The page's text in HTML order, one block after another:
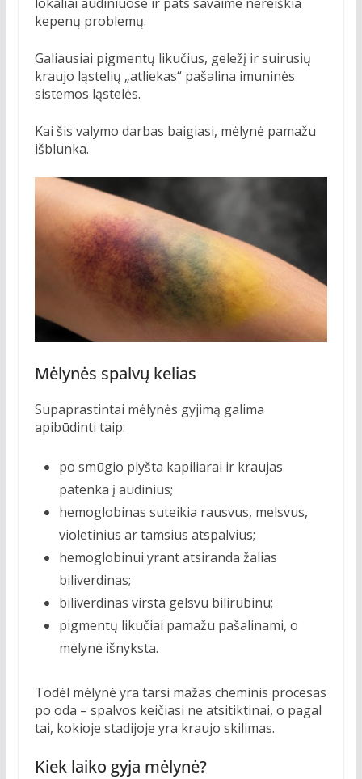
kepenų problemų.
Galiausiai pigmentų likučius, geležį ir suirusių
kraujo ląstelių „atliekas“ pašalina imuninės
sistemos ląstelės.
Kai šis valymo darbas baigiasi, mėlynė pamažu
išblunka.
Mėlynės spalvų kelias
Supaprastintai mėlynės gyjimą galima
apibūdinti taip:
po smūgio plyšta kapiliarai ir kraujas
patenka į audinius;
hemoglobinas suteikia rausvus, melsvus,
violetinius ar tamsius atspalvius;
hemoglobinui yrant atsiranda žalias
biliverdinas;
biliverdinas virsta gelsvu bilirubinu;
pigmentų likučiai pamažu pašalinami, o
mėlynė išnyksta.
Todėl mėlynė yra tarsi mažas cheminis procesas
po oda – spalvos keičiasi ne atsitiktinai, o pagal
tai, kokioje stadijoje yra kraujo skilimas.
Kiek laiko gyja mėlynė?